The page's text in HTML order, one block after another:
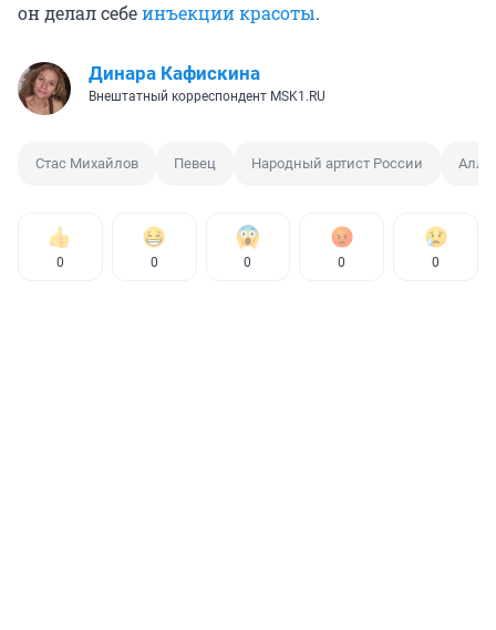
он делал себеинъекции красоты.
Динара Кафискина
Внештатный корреспондент MSK1.RU
Стас Михайлов Певец Народный артист России Алла
0 0 0 0 0